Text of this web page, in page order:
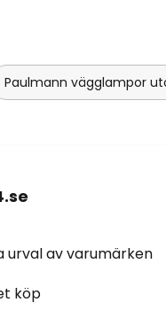
Paulmann vägglampor
urval av varumärken
köp